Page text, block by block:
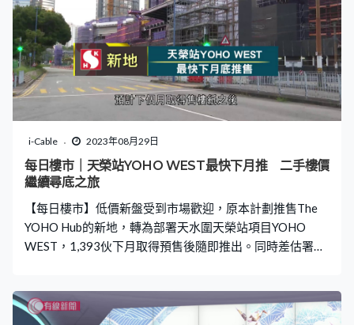
i-Cable 2023年08月29日
每日樓市｜天榮站YOHO WEST最快下月推 二手樓價
繼續尋底之旅
【每日樓市】低價新盤受到市場歡迎，原本計劃推售The
YOHO Hub的新地，轉為部署天水圍天榮站項目YOHO
WEST，1,393伙下月取得預售後隨即推出。同時差估署樓